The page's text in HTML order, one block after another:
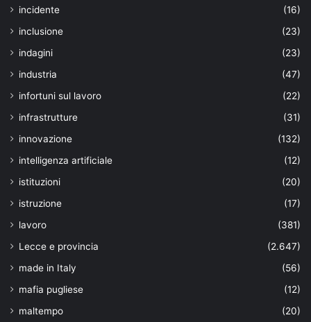
incidente
(16)
inclusione
(23)
indagini
(23)
industria
(47)
infortuni sul lavoro
(22)
infrastrutture
(31)
innovazione
(132)
intelligenza artificiale
(12)
istituzioni
(20)
istruzione
(17)
lavoro
(381)
Lecce e provincia
(2.647)
made in Italy
(56)
mafia pugliese
(12)
maltempo
(20)